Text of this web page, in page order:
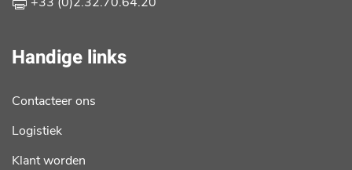
Handige links
Contacteer ons
Logistiek
Klant worden